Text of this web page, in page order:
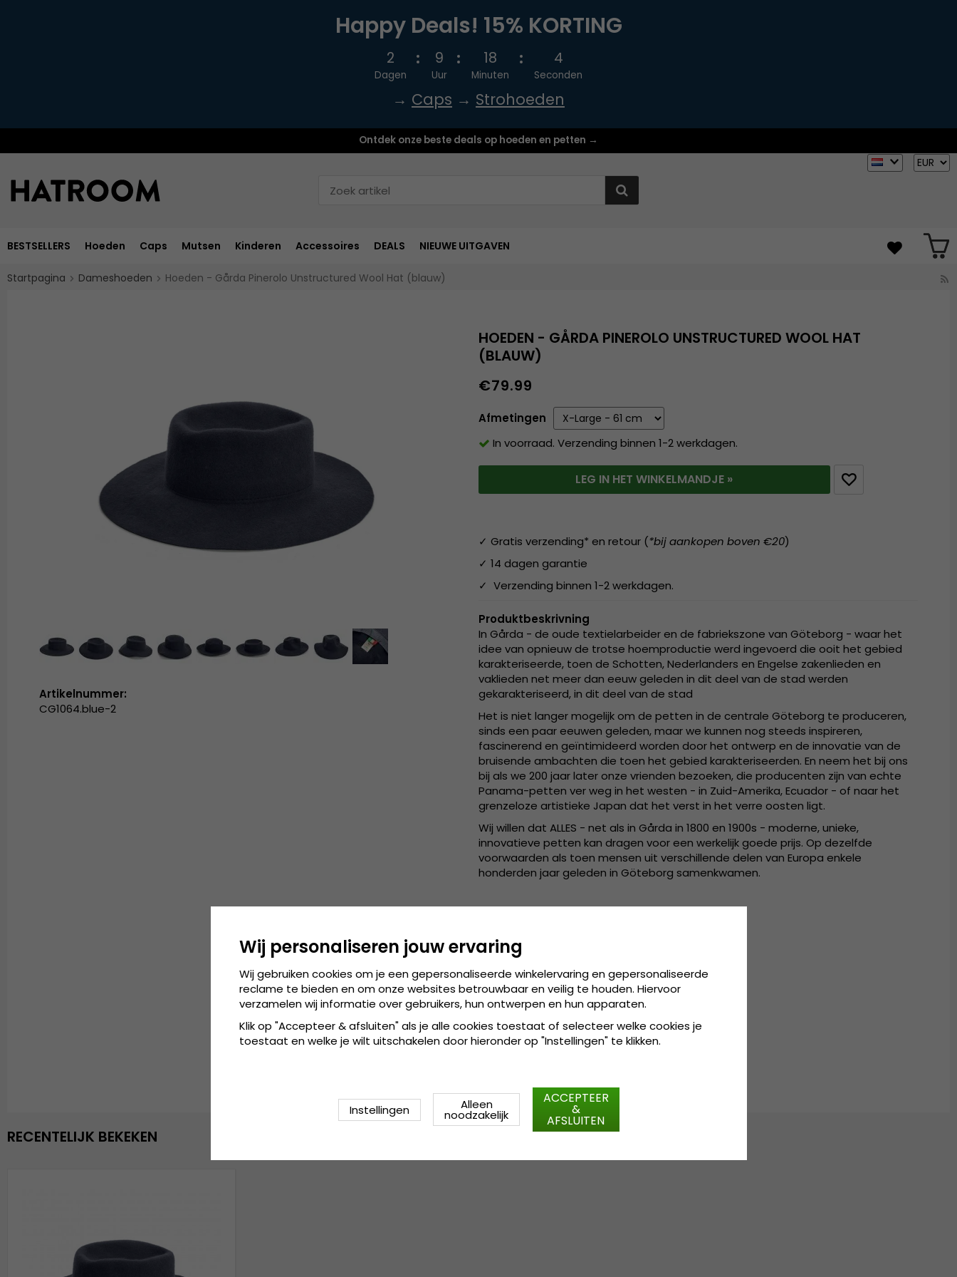
Happy Deals! 15% KORTING
2
Dagen
9
Uur
18
Minuten
3
Seconden
→ Caps → Strohoeden
Ontdek onze beste deals op hoeden en petten →
BESTSELLERS Hoeden Caps Mutsen Kinderen Accessoires DEALS NIEUWE UITGAVEN
Startpagina Dameshoeden Hoeden - Gårda Pinerolo Unstructured Wool Hat (blauw)
HOEDEN - GÅRDA PINEROLO UNSTRUCTURED WOOL HAT
(BLAUW)
€79.99
Afmetingen
In voorraad. Verzending binnen 1-2 werkdagen.
LEG IN HET WINKELMANDJE »
✓ Gratis verzending* en retour (*bij aankopen boven €20)
✓ 14 dagen garantie
✓ Verzending binnen 1-2 werkdagen.
Produktbeskrivning
In Gårda - de oude textielarbeider en de fabriekszone van Göteborg - waar het
idee van opnieuw de trotse hoemproductie werd ingevoerd die ooit het gebied
karakteriseerde, toen de Schotten, Nederlanders en Engelse zakenlieden en
vaklieden net meer dan eeuw geleden in dit deel van de stad werden
gekarakteriseerd, in dit deel van de stad
Het is niet langer mogelijk om de petten in de centrale Göteborg te produceren,
sinds een paar eeuwen geleden, maar we kunnen nog steeds inspireren,
fascinerend en geïntimideerd worden door het ontwerp en de innovatie van de
bruisende ambachten die toen het gebied karakteriseerden. En neem het bij ons
bij als we 200 jaar later onze vrienden bezoeken, die producenten zijn van echte
Panama-petten ver weg in het westen - in Zuid-Amerika, Ecuador - of naar het
grenzeloze artistieke Japan dat het verst in het verre oosten ligt.
Wij willen dat ALLES - net als in Gårda in 1800 en 1900s - moderne, unieke,
innovatieve petten kan dragen voor een werkelijk goede prijs. Op dezelfde
voorwaarden als toen mensen uit verschillende delen van Europa enkele
honderden jaar geleden in Göteborg samenkwamen.
11 centimeter kroon.
8 centimeter rand.
Gemaakt van 100 % wol.
Gemaakt in Italië.
Zweetband (Gemaakt van: 100% katoen).
Gemaakt van:100 % wol.
Artikelnummer:
CG1064.blue-2
RECENTELIJK BEKEKEN
Wij personaliseren jouw ervaring
Wij gebruiken cookies om je een gepersonaliseerde winkelervaring en gepersonaliseerde
reclame te bieden en om onze websites betrouwbaar en veilig te houden. Hiervoor
verzamelen wij informatie over gebruikers, hun ontwerpen en hun apparaten.
Klik op "Accepteer & afsluiten" als je alle cookies toestaat of selecteer welke cookies je
toestaat en welke je wilt uitschakelen door hieronder op "Instellingen" te klikken.
Instellingen Alleen
noodzakelijk
ACCEPTEER
&
AFSLUITEN